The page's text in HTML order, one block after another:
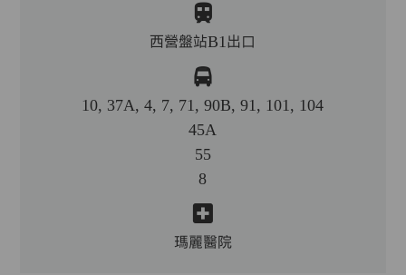
西營盤站B1出口
10, 37A, 4, 7, 71, 90B, 91, 101, 104
45A
55
8
瑪麗醫院